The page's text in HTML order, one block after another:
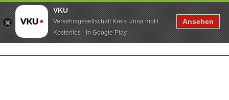
VKU
Verkehrsgesellschaft Kreis Unna mbH
Kostenlos - In Google Play
Ansehen